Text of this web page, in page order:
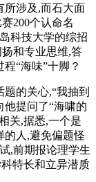
所涉及,而石大面
200个认命名
科技大学的综招
和专业思维,答
“海味”十脚？
的关心,“我抽到
提问了“海啸的
关,据悉,一个是
的人,避免偏题怪
,前期报论理学生
特长和立异潜质